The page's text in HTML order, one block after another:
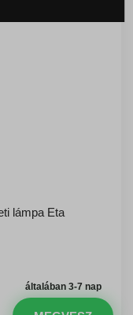
lámpa Eta
általában 3-7 nap